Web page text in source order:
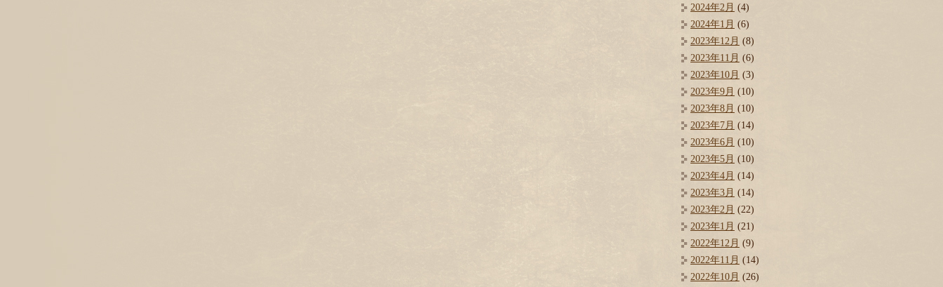
2024年2月 (4)
2024年1月 (6)
2023年12月 (8)
2023年11月 (6)
2023年10月 (3)
2023年9月 (10)
2023年8月 (10)
2023年7月 (14)
2023年6月 (10)
2023年5月 (10)
2023年4月 (14)
2023年3月 (14)
2023年2月 (22)
2023年1月 (21)
2022年12月 (9)
2022年11月 (14)
2022年10月 (26)